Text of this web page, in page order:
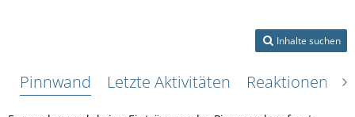
Inhalte suchen
Pinnwand Letzte Aktivitäten Reaktionen